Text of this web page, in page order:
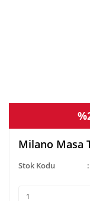
Milano Masa
Stok Kodu